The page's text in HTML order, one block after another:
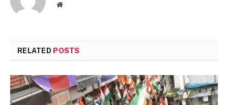
Website
RELATED POSTS